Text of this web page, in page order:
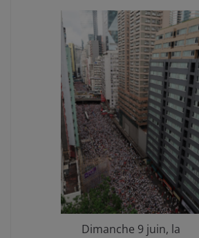
Dimanche 9 juin, la